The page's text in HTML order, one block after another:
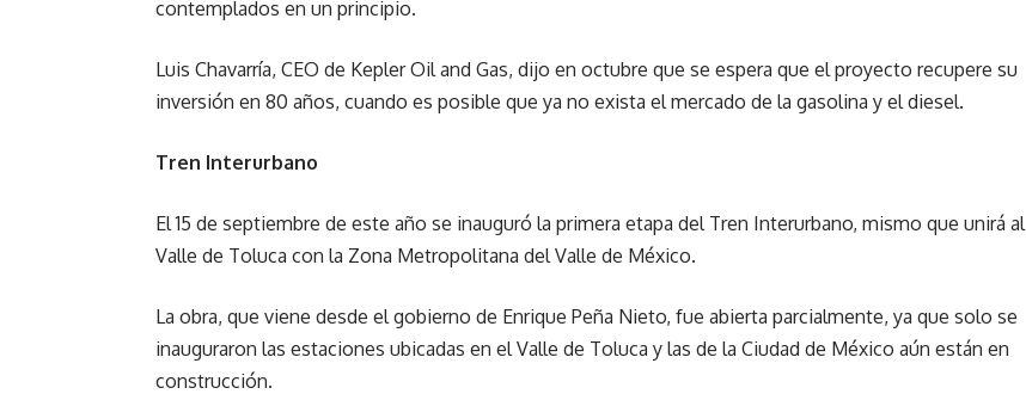
contemplados en un principio.
Luis Chavarría, CEO de Kepler Oil and Gas, dijo en octubre que se espera que el proyecto recupere su
inversión en 80 años, cuando es posible que ya no exista el mercado de la gasolina y el diesel.
Tren Interurbano
El 15 de septiembre de este año se inauguró la primera etapa del Tren Interurbano, mismo que unirá al
Valle de Toluca con la Zona Metropolitana del Valle de México.
La obra, que viene desde el gobierno de Enrique Peña Nieto, fue abierta parcialmente, ya que solo se
inauguraron las estaciones ubicadas en el Valle de Toluca y las de la Ciudad de México aún están en
construcción.